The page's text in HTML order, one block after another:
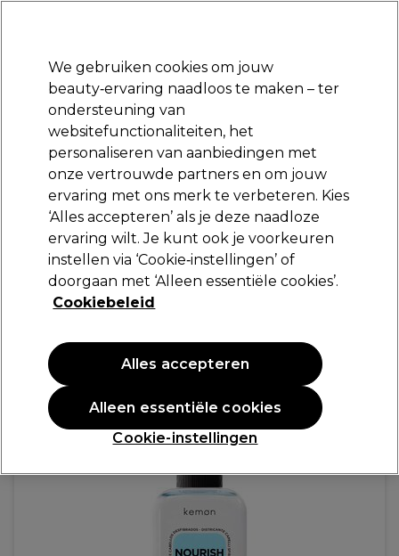
Aanmelden
Merken Deals Haar Elektra
Volgende dag geleverd*
Na verzending, maandag t/m vrijdag
Kemon
Kemon Care Nourish Spray 2 Phase 200ml
24,50 €
PROMOTIE
We gebruiken cookies om jouw
beauty‑ervaring naadloos te maken – ter
ondersteuning van
websitefunctionaliteiten, het
personaliseren van aanbiedingen met
onze vertrouwde partners en om jouw
ervaring met ons merk te verbeteren. Kies
‘Alles accepteren’ als je deze naadloze
ervaring wilt. Je kunt ook je voorkeuren
instellen via ‘Cookie‑instellingen’ of
doorgaan met ‘Alleen essentiële cookies’.
Cookiebeleid
Cookie-instellingen
Alleen essentiële cookies
Alles accepteren